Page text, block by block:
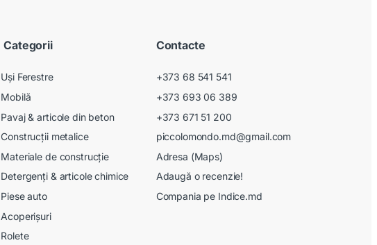
Categorii
Uși Ferestre
Mobilă
Pavaj & articole din beton
Construcții metalice
Materiale de construcție
Detergenți & articole chimice
Piese auto
Acoperișuri
Rolete
Contacte
+373 68 541 541
+373 693 06 389
+373 671 51 200
piccolomondo.md@gmail.com
Adresa (Maps)
Adaugă o recenzie!
Compania pe Indice.md